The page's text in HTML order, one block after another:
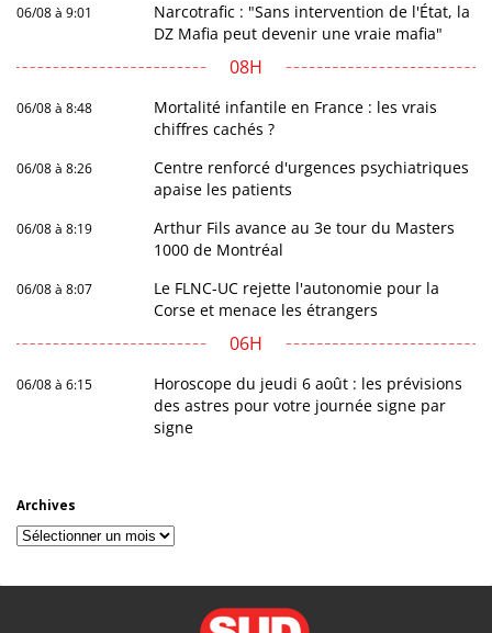
06/08 à 9:01
Narcotrafic : "Sans intervention de l'État, la
DZ Mafia peut devenir une vraie mafia"
08H
06/08 à 8:48
Mortalité infantile en France : les vrais
chiffres cachés ?
06/08 à 8:26
Centre renforcé d'urgences psychiatriques
apaise les patients
06/08 à 8:19
Arthur Fils avance au 3e tour du Masters
1000 de Montréal
06/08 à 8:07
Le FLNC-UC rejette l'autonomie pour la
Corse et menace les étrangers
06H
06/08 à 6:15
Horoscope du jeudi 6 août : les prévisions
des astres pour votre journée signe par
signe
Archives
Archives